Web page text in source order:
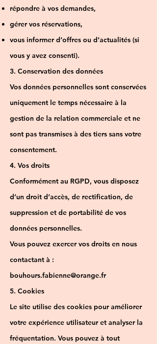
répondre à vos demandes,
gérer vos réservations,
vous informer d’offres ou d’actualités (si
vous y avez consenti).
3. Conservation des données
Vos données personnelles sont conservées
uniquement le temps nécessaire à la
gestion de la relation commerciale et ne
sont pas transmises à des tiers sans votre
consentement.
4. Vos droits
Conformément au RGPD, vous disposez
d’un droit d’accès, de rectification, de
suppression et de portabilité de vos
données personnelles.
Vous pouvez exercer vos droits en nous
contactant à :
bouhours.fabienne@orange.fr
5. Cookies
Le site utilise des cookies pour améliorer
votre expérience utilisateur et analyser la
fréquentation. Vous pouvez à tout